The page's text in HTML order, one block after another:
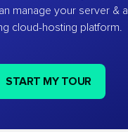
manage your server &
cloud-hosting platform.
START MY TOUR